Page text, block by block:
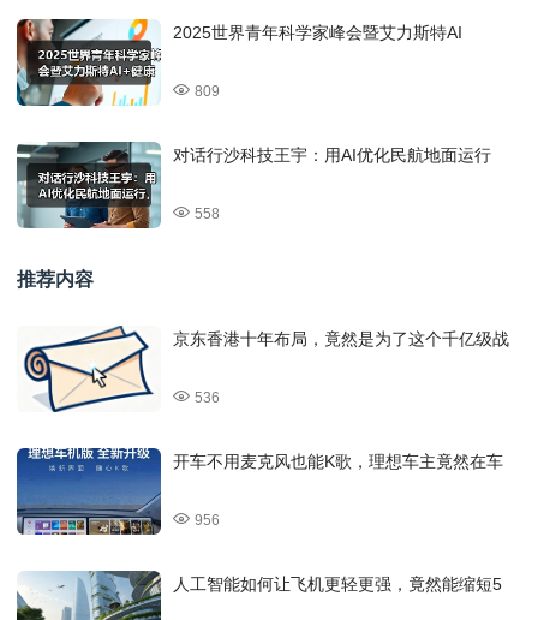
2025世界青年科学家峰会暨艾力斯特AI
809
对话行沙科技王宇：用AI优化民航地面运行
558
推荐内容
京东香港十年布局，竟然是为了这个千亿级战
536
开车不用麦克风也能K歌，理想车主竟然在车
956
人工智能如何让飞机更轻更强，竟然能缩短5